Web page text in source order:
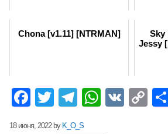
Chona [v1.11] [NTRMAN]
Sky
Jessy
Facebook
TwitterTelegram
VK
18 июня, 2022by K_O_S